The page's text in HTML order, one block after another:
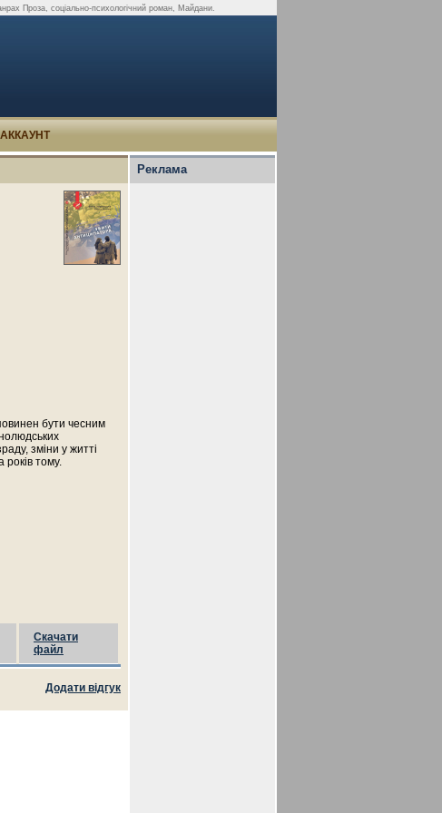
Проза, соціально-психологічний роман, Майдани.
АККАУНТ
бути чесним
зміни у житті
років тому.
Скачати
файл
Додати відгук
Реклама